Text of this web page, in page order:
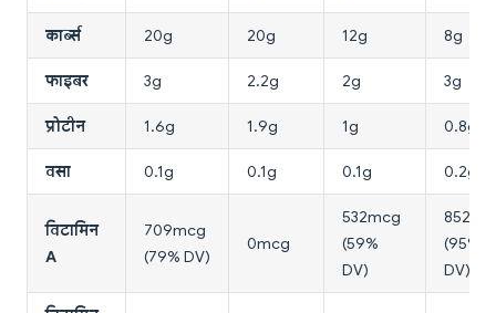
कार्ब्स 20g 20g 12g 8g
फाइबर 3g 2.2g 2g 3g
प्रोटीन 1.6g 1.9g 1g 0.8g
वसा 0.1g 0.1g 0.1g 0.2g
विटामिन
A
709mcg
(79% DV)
0mcg
532mcg
(59%
DV)
(95%
DV)